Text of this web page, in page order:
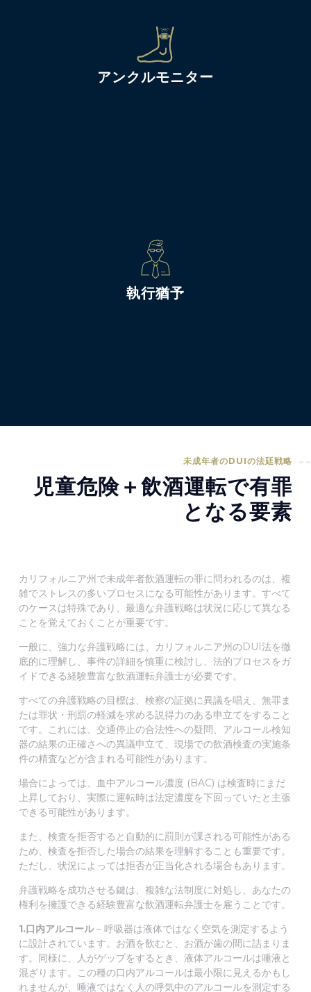
アンクルモニター
執行猶予
未成年者のDUIの法廷戦略
児童危険＋飲酒運転で有罪
となる要素
カリフォルニア州で未成年者飲酒運転の罪に問われるのは、複
雑でストレスの多いプロセスになる可能性があります。すべて
のケースは特殊であり、最適な弁護戦略は状況に応じて異なる
ことを覚えておくことが重要です。
一般に、強力な弁護戦略には、カリフォルニア州のDUI法を徹
底的に理解し、事件の詳細を慎重に検討し、法的プロセスをガ
イドできる経験豊富な飲酒運転弁護士が必要です。
すべての弁護戦略の目標は、検察の証拠に異議を唱え、無罪ま
たは罪状・刑罰の軽減を求める説得力のある申立てをすること
です。これには、交通停止の合法性への疑問、アルコール検知
器の結果の正確さへの異議申立て、現場での飲酒検査の実施条
件の精査などが含まれる可能性があります。
場合によっては、血中アルコール濃度 (BAC) は検査時にまだ
上昇しており、実際に運転時は法定濃度を下回っていたと主張
できる可能性があります。
また、検査を拒否すると自動的に罰則が課される可能性がある
ため、検査を拒否した場合の結果を理解することも重要です。
ただし、状況によっては拒否が正当化される場合もあります。
弁護戦略を成功させる鍵は、複雑な法制度に対処し、あなたの
権利を擁護できる経験豊富な飲酒運転弁護士を雇うことです。
1.口内アルコール– 呼吸器は液体ではなく空気を測定するよう
に設計されています。お酒を飲むと、お酒が歯の間に詰まりま
す。同様に、人がゲップをするとき、液体アルコールは唾液と
混ざります。この種の口内アルコールは最小限に見えるかもし
れませんが、唾液ではなく人の呼気中のアルコールを測定する